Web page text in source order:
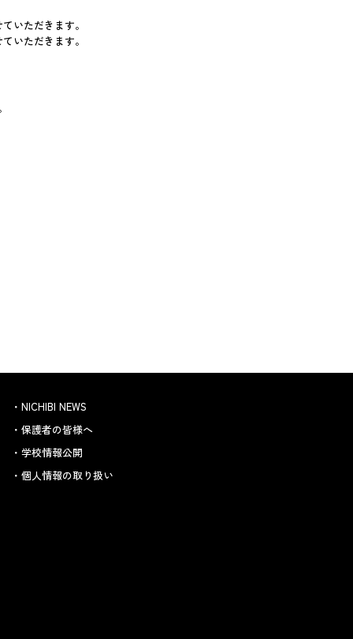
いただきます。
いただきます。
NICHIBI NEWS
保護者の皆様へ
学校情報公開
個人情報の取り扱い